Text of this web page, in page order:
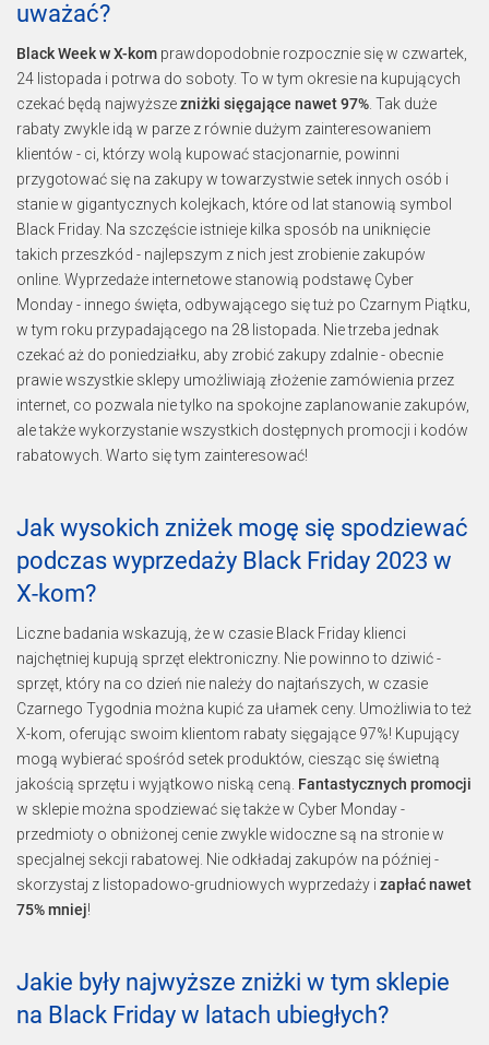
uważać?
Black Week w X-kom prawdopodobnie rozpocznie się w czwartek,
24 listopada i potrwa do soboty. To w tym okresie na kupujących
czekać będą najwyższezniżki sięgające nawet 97% . Tak duże
rabaty zwykle idą w parze z równie dużym zainteresowaniem
klientów - ci, którzy wolą kupować stacjonarnie, powinni
przygotować się na zakupy w towarzystwie setek innych osób i
stanie w gigantycznych kolejkach, które od lat stanowią symbol
Black Friday. Na szczęście istnieje kilka sposób na uniknięcie
takich przeszkód - najlepszym z nich jest zrobienie zakupów
online. Wyprzedaże internetowe stanowią podstawę Cyber
Monday - innego święta, odbywającego się tuż po Czarnym Piątku,
w tym roku przypadającego na 28 listopada. Nie trzeba jednak
czekać aż do poniedziałku, aby zrobić zakupy zdalnie - obecnie
prawie wszystkie sklepy umożliwiają złożenie zamówienia przez
internet, co pozwala nie tylko na spokojne zaplanowanie zakupów,
ale także wykorzystanie wszystkich dostępnych promocji i kodów
rabatowych. Warto się tym zainteresować!
Jak wysokich zniżek mogę się spodziewać
podczas wyprzedaży Black Friday 2023 w
X-kom?
Liczne badania wskazują, że w czasie Black Friday klienci
najchętniej kupują sprzęt elektroniczny. Nie powinno to dziwić -
sprzęt, który na co dzień nie należy do najtańszych, w czasie
Czarnego Tygodnia można kupić za ułamek ceny. Umożliwia to też
X-kom, oferując swoim klientom rabaty sięgające 97%! Kupujący
mogą wybierać spośród setek produktów, ciesząc się świetną
jakością sprzętu i wyjątkowo niską ceną. Fantastycznych promocji
w sklepie można spodziewać się także w Cyber Monday -
przedmioty o obniżonej cenie zwykle widoczne są na stronie w
specjalnej sekcji rabatowej. Nie odkładaj zakupów na później -
skorzystaj z listopadowo-grudniowych wyprzedaży i zapłać nawet
75% mniej!
Jakie były najwyższe zniżki w tym sklepie
na Black Friday w latach ubiegłych?